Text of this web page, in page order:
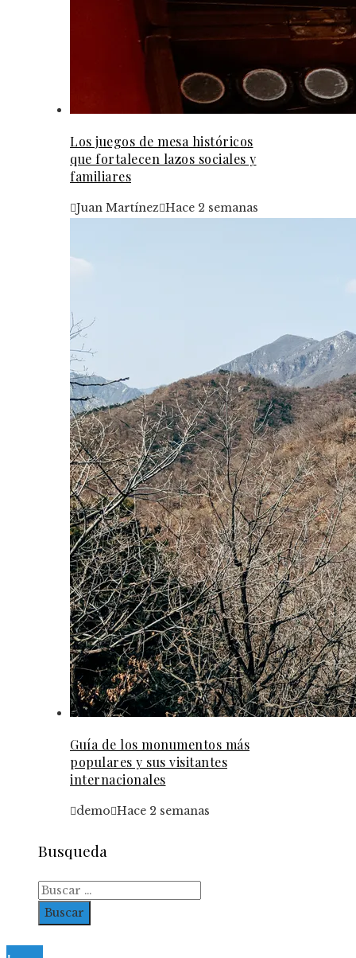
Los juegos de mesa históricos
que fortalecen lazos sociales y
familiares
Juan Martínez Hace 2 semanas
Guía de los monumentos más
populares y sus visitantes
internacionales
demo Hace 2 semanas
Busqueda
Buscar: